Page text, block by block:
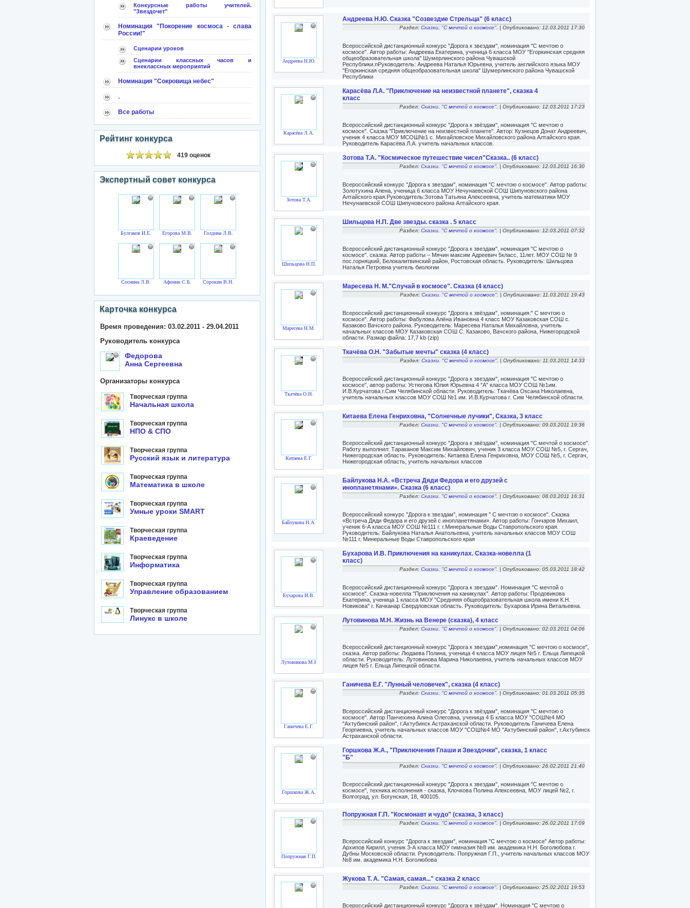
Конкурсные работы учителей.
"Звездочет"
Номинация "Покорение космоса - слава
России!"
Сценарии уроков
Сценарии классных часов и
внеклассных мероприятий
Номинация "Сокровища небес"
.
Все работы
Рейтинг конкурса
419 оценок
Экспертный совет конкурса
Булгаков И.Е. Егорова М.В. Голдина Л.В.
Соснина Л.В. Афонин С.Б. Сорокин В.Н.
Карточка конкурса
Время проведения: 03.02.2011 - 29.04.2011
Руководитель конкурса
Федорова
Анна Сергеевна
Организаторы конкурса
Творческая группа
Начальная школа
Творческая группа
НПО & СПО
Творческая группа
Русский язык и литература
Творческая группа
Математика в школе
Творческая группа
Умные уроки SMART
Творческая группа
Краеведение
Творческая группа
Информатика
Творческая группа
Управление образованием
Творческая группа
Линукс в школе
Андреева Н.Ю.
Андреева Н.Ю. Сказка "Созвездие Стрельца" (6 класс)
Раздел: Сказки. "С мечтой о космосе". | Опубликовано: 12.03.2011 17:30
Всероссийской дистанционный конкурс "Дорога к звездам", номинация "С мечтою о
космосе". Автор работы: Андреева Екатерина, ученица 6 класса МОУ "Егоркинская средняя
общеобразовательная школа" Шумерлинского района Чувашской
Республики.nРуководитель: Андреева Наталья Юрьевна, учитель английского языка МОУ
"Егоркинская средняя общеобразовательная школа" Шумерлинского района Чувашской
Республики
Карасёва Л.А.
Карасёва Л.А. "Приключение на неизвестной планете", сказка 4
класс
Раздел: Сказки. "С мечтой о космосе". | Опубликовано: 12.03.2011 17:23
Всероссийский дистанционный конкурс "Дорога к звёздам", номинация "С мечтою о
космосе". Сказка "Приключение на неизвестной планете". Автор: Кузнецов Донат Андреевич,
ученик 4 класса МОУ МСОШ№1 с. Михайловское Михайловского района Алтайского края.
Руководитель Карасёва Л.А. учитель начальных классов.
Зотова Т.А.
Зотова Т.А. "Космическое путешествие чисел"Сказка.. (6 класс)
Раздел: Сказки. "С мечтой о космосе". | Опубликовано: 12.03.2011 16:30
Всероссийский конкурс "Дорога к звездам", номинация "С мечтою о космосе". Автор работы:
Золотухина Алена, ученица 6 класса МОУ Нечунаевской СОШ Шипуновского района
Алтайского края.Руководитель:Зотова Татьяна Алексеевна, учитель математики МОУ
Нечунаевской СОШ Шипуновского района Алтайского края.
Шильцова Н.П.
Шильцова Н.П. Две звезды. сказка . 5 класс
Раздел: Сказки. "С мечтой о космосе". | Опубликовано: 12.03.2011 07:32
Всероссийский дистанционный конкурс "Дорога к звездам", номинация "С мечтою о
космосе". сказка. Автор работы – Мячин максим Адреевич 5класс, 11лет. МОУ СОШ № 9
пос.горняцкий, Белокалитвинский район, Ростовская область. Руководитель: Шильцова
Наталья Петровна учитель биологии
Маресева Н.М.
Маресева Н. М."Случай в космосе". Сказка (4 класс)
Раздел: Сказки. "С мечтой о космосе". | Опубликовано: 11.03.2011 19:43
Всероссийский дистанционный конкурс "Дорога к звёздам", номинация:" С мечтою о
космосе". Автор работы: Фабулова Алёна Ивановна 4 класс МОУ Казаковская СОШ с.
Казаково Вачского района. Руководитель: Маресева Наталья Михайловна, учитель
начальных классов МОУ Казаковская СОШ С. Казаково, Вачского района, Нижегородской
области. Размар файла: 17,7 kb (zip)
Ткачёва О.Н.
Ткачёва О.Н. "Забытые мечты" сказка (4 класс)
Раздел: Сказки. "С мечтой о космосе". | Опубликовано: 11.03.2011 14:33
Всероссийский дистанционный конкурс "Дорога к звездам", номинация "С мечтою о
космосе", автор работы: Устюгова Юлия Юрьевна 4 "А" класса МОУ СОШ №1им.
И.В.Курчатова г.Сим Челябинской области. Руководитель: Ткачёва Оксана Николаевна,
учитель начальных классов МОУ СОШ №1 им. И.В.Курчатова г. Сим Челябинской области.
Китаева Е.Г.
Китаева Елена Генриховна, "Солнечные лучики", Сказка, 3 класс
Раздел: Сказки. "С мечтой о космосе". | Опубликовано: 09.03.2011 19:36
Всероссийский дистанционный конкурс "Дорога к звёздам", номинация "С мечтой о космосе".
Работу выполнил: Тараканов Максим Михайлович, ученик 3 класса МОУ СОШ №5, г. Сергач,
Нижегородская область. Руководитель: Китаева Елена Генриховна, МОУ СОШ №5, г. Сергач,
Нижегородская область, учитель начальных классов
Байлукова Н.А.
Байлукова Н.А. «Встреча Дяди Федора и его друзей с
инопланетянами». Сказка (6 класс)
Раздел: Сказки. "С мечтой о космосе". | Опубликовано: 08.03.2011 16:31
Всероссийский конкурс "Дорога к звездам", номинация " С мечтою о космосе". Сказка
«Встреча Дяди Федора и его друзей с инопланетянами». Автор работы: Гончаров Михаил,
ученик 6-А класса МОУ СОШ №111 г. г.Минеральные Воды Ставропольского края.
Руководитель: Байлукова Наталья Анатольевна, учитель начальных классов МОУ СОШ
№111 г. Минеральные Воды Ставропольского края
Бухарова И.В.
Бухарова И.В. Приключения на каникулах. Сказка-новелла (1
класс)
Раздел: Сказки. "С мечтой о космосе". | Опубликовано: 05.03.2011 18:42
Всероссийский дистанционный конкурс "Дорога к звездам". Номинация "С мечтой о
космосе". Сказка-новелла "Приключения на каникулах". Автор работы: Продовикова
Екатерина, ученица 1 класса МОУ "Средняяя общеобразовательная школа имени К.Н.
Новикова" г. Качканар Свердловская область. Руководитель: Бухарова Ирина Витальевна.
Лутовинова М.Н.
Лутовинова М.Н. Жизнь на Венере (сказка), 4 класс
Раздел: Сказки. "С мечтой о космосе". | Опубликовано: 02.03.2011 04:06
Всероссийский дистанционный конкурс "Дорога к звездам",номинация "С мечтою о космосе",
сказка. Автор работы: Людаева Полина, ученица 4 класса МОУ лицея №5 г. Ельца Липецкой
области. Руководитель: Лутовинова Марина Николаевна, учитель начальных классов МОУ
лицея №5 г. Ельца Липецкой области.
Ганичева Е.Г.
Ганичева Е.Г. "Лунный человечек", сказка (4 класс)
Раздел: Сказки. "С мечтой о космосе". | Опубликовано: 01.03.2011 05:35
Всероссийский дистанционный конкурс "Дорога к звёздам", номинация "С мечтою о
космосе". Автор Панчехина Алина Олеговна, ученица 4 Б класса МОУ "СОШ№4 МО
"Ахтубинский район", г.Ахтубинск Астраханской области. Руководитель Ганичева Елена
Георгиевна, учитель начальных классов МОУ "СОШ№4 МО "Ахтубинский район", г.Ахтубинск
Астраханской области.
Горшкова Ж.А.
Горшкова Ж.А., "Приключения Глаши и Звездочки", сказка, 1 класс
"Б"
Раздел: Сказки. "С мечтой о космосе". | Опубликовано: 26.02.2011 21:40
Всероссийский дистанционный конкурс "Дорога к звездам", номинация "С мечтою о
космосе", техника исполнения - сказка, Клочкова Полина Алексеевна, МОУ лицей №2, г.
Волгоград, ул. Богунская, 18, 400105.
Попружная Г.П.
Попружная Г.П. "Космонавт и чудо" (сказка, 3 класс)
Раздел: Сказки. "С мечтой о космосе". | Опубликовано: 26.02.2011 17:09
Всероссийский конкурс "Дорога к звездам", номинация "С мечтою о космосе" Автор работы:
Архипов Кирилл, ученик 3-А класса МОУ гимназия №8 им. академика Н.Н. Боголюбова г.
Дубны Московской области. Руководитель: Попружная Г.П., учитель начальных классов МОУ
№8 им. академика Н.Н. Боголюбова
Жукова Т. А. "Самая, самая..." сказка 2 класс
Раздел: Сказки. "С мечтой о космосе". | Опубликовано: 25.02.2011 19:53
Всероссийский дистанционный конкурс "Дорога к звёздам". Номинация "С мечтою о